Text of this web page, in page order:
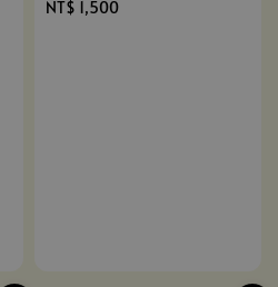
Regular
NT$ 1,500